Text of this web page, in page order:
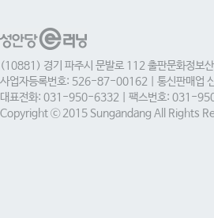
(10881) 경기 파주시 문발로 112 출판문화정보
사업자등록번호: 526-87-00162 | 통신판매업
대표전화: 031-950-6332 | 팩스번호: 031-
Copyright ⓒ 2015 Sungandang All Rights